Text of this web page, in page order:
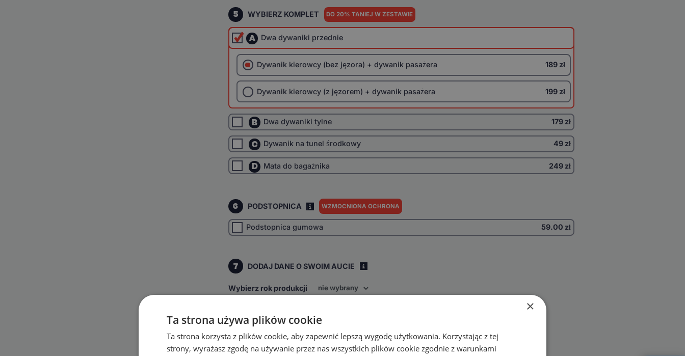
5 WYBIERZ KOMPLET DO 20% TANIEJ W ZESTAWIE
A Dwa dywaniki przednie
Dywanik kierowcy (bez jęzora) + dywanik pasażera 189 zł
Dywanik kierowcy (z jęzorem) + dywanik pasażera 199 zł
B Dwa dywaniki tylne 179 zł
C Dywanik na tunel środkowy 49 zł
D Mata do bagażnika 249 zł
6 PODSTOPNICA WZMOCNIONA OCHRONA
Podstopnica gumowa 59.00 zł
7 DODAJ DANE O SWOIM AUCIE
Wybierz rok produkcji
Przedni
4x4
Wybierz skrzynię biegów
×
Ta strona używa plików cookie
Ta strona korzysta z plików cookie, aby zapewnić lepszą wygodę użytkowania. Korzystając z tej
strony, wyrażasz zgodę na używanie przez nas wszystkich plików cookie zgodnie z warunkami